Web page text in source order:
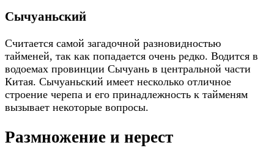
Сычуаньский
Считается самой загадочной разновидностью
тайменей, так как попадается очень редко. Водится в
водоемах провинции Сычуань в центральной части
Китая. Сычуаньский имеет несколько отличное
строение черепа и его принадлежность к тайменям
вызывает некоторые вопросы.
Размножение и нерест